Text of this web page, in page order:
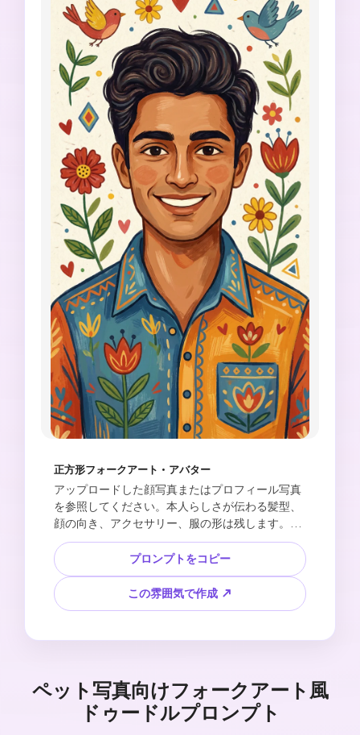
正方形フォークアート・アバター
アップロードした顔写真またはプロフィール写真
を参照してください。本人らしさが伝わる髪型、
顔の向き、アクセサリー、服の形は残します。フ
ラットな色面、かわいい不完全な輪郭、フォーク
アート風の花、点、星、白い紙のイラスト背景を
使って、1:1のドゥードル風アバターを作成してく
ださい。元写真の印象は残しながら、色は明るく
意外性のあるパレットに変えます。親しみやす
ださい。フォトリアル、光沢のある3D表現、細か
プロンプトをコピー
この雰囲気で作成 ↗
ペット写真向けフォークアート風
ドゥードルプロンプト